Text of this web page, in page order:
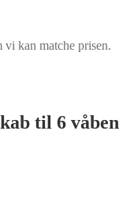
kan matche prisen.
til 6 våben